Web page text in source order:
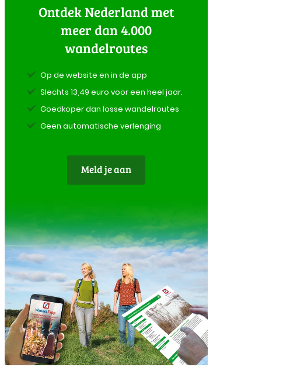
Ontdek Nederland met
meer dan 4.000
wandelroutes
Op de website en in de app
Slechts 13,49 euro voor een heel jaar.
Goedkoper dan losse wandelroutes
Geen automatische verlenging
Meld je aan